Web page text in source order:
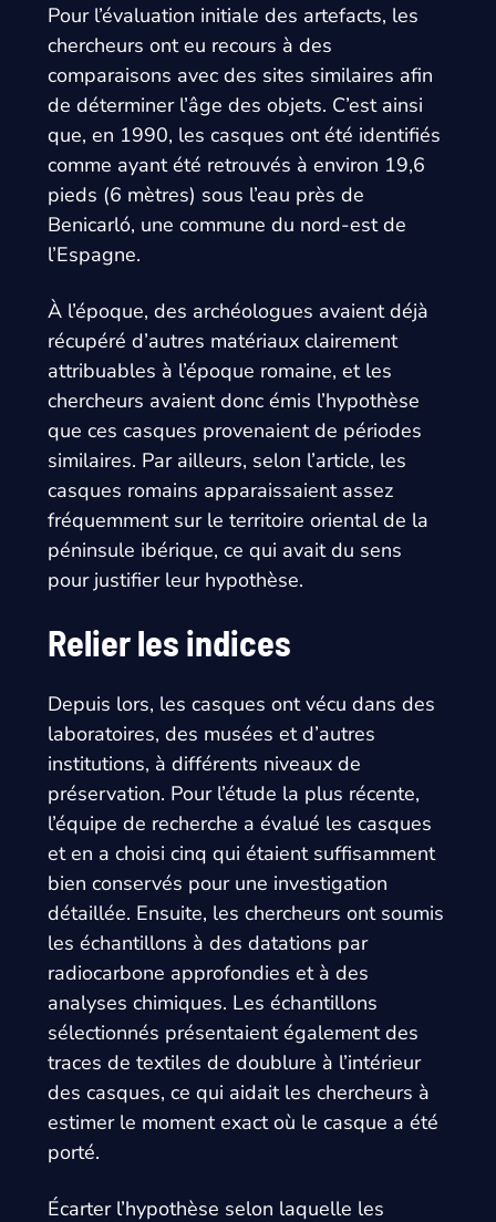
Pour l’évaluation initiale des artefacts, les
chercheurs ont eu recours à des
comparaisons avec des sites similaires afin
de déterminer l’âge des objets. C’est ainsi
que, en 1990, les casques ont été identifiés
comme ayant été retrouvés à environ 19,6
pieds (6 mètres) sous l’eau près de
Benicarló, une commune du nord-est de
l’Espagne.
À l’époque, des archéologues avaient déjà
récupéré d’autres matériaux clairement
attribuables à l’époque romaine, et les
chercheurs avaient donc émis l’hypothèse
que ces casques provenaient de périodes
similaires. Par ailleurs, selon l’article, les
casques romains apparaissaient assez
fréquemment sur le territoire oriental de la
péninsule ibérique, ce qui avait du sens
pour justifier leur hypothèse.
Relier les indices
Depuis lors, les casques ont vécu dans des
laboratoires, des musées et d’autres
institutions, à différents niveaux de
préservation. Pour l’étude la plus récente,
l’équipe de recherche a évalué les casques
et en a choisi cinq qui étaient suffisamment
bien conservés pour une investigation
détaillée. Ensuite, les chercheurs ont soumis
les échantillons à des datations par
radiocarbone approfondies et à des
analyses chimiques. Les échantillons
sélectionnés présentaient également des
traces de textiles de doublure à l’intérieur
des casques, ce qui aidait les chercheurs à
estimer le moment exact où le casque a été
porté.
Écarter l’hypothèse selon laquelle les